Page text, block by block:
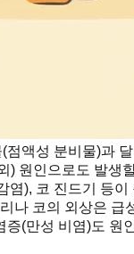
액성 분비물)과
) 원인으로도 발
), 코 진드기 등
나 코의 외상은 급
증(만성 비염)도 원